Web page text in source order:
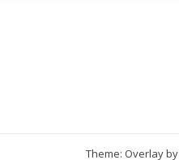
Theme: Overlay by